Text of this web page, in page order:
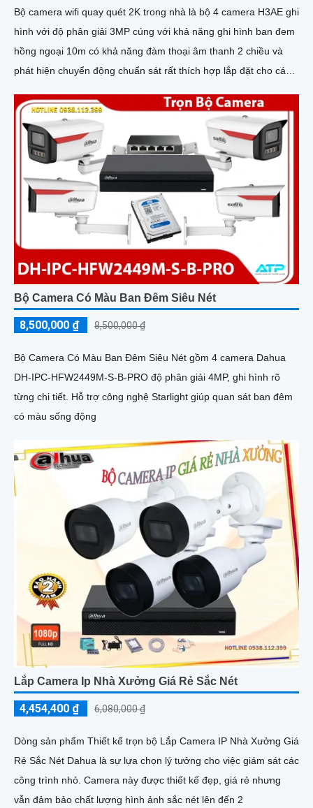
Bộ camera wifi quay quét 2K trong nhà là bộ 4 camera H3AE ghi
hình với độ phân giải 3MP cúng với khả năng ghi hình ban đem
hồng ngoại 10m có khả năng đàm thoại âm thanh 2 chiều và
phát hiện chuyển động chuẩn sát rất thích hợp lắp đặt cho các
có thể giám sát đêm vừa có thể đàm thoại được âm thanh 2
chiều.
Bộ Camera Có Màu Ban Đêm Siêu Nét
8,500,000 ₫ 8,500,000 ₫
Bộ Camera Có Màu Ban Đêm Siêu Nét gồm 4 camera Dahua
DH-IPC-HFW2449M-S-B-PRO độ phân giải 4MP, ghi hình rõ
từng chi tiết. Hỗ trợ công nghệ Starlight giúp quan sát ban đêm
có màu sống động
Lắp Camera Ip Nhà Xưởng Giá Rẻ Sắc Nét
4,454,400 ₫ 6,080,000 ₫
Dòng sản phẩm Thiết kế trọn bộ Lắp Camera IP Nhà Xưởng Giá
Rẻ Sắc Nét Dahua là sự lựa chọn lý tưởng cho việc giám sát các
công trình nhỏ. Camera này được thiết kế đẹp, giá rẻ nhưng
vẫn đảm bảo chất lượng hình ảnh sắc nét lên đến 2